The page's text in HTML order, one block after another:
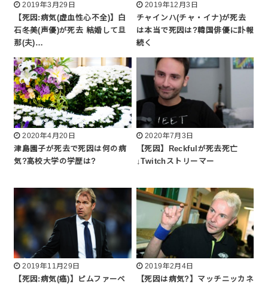
2019年3月29日
【死因:病気(虚血性心不全)】白
石冬美(声優)が死去 結婚して旦
那(夫)…
2019年12月3日
チャインハ(チャ・イナ)が死去
は本当で死因は?韓国俳優に訃報
続く
2020年4月20日
津島園子が死去で死因は何の病
気?高校大学の学歴は?
2020年7月3日
【死因】Reckfulが死去死亡
↓Twitchストリーマー
2019年11月29日
【死因:病気(癌)】ピムファーベ
2019年2月4日
【死因は病気?】マッチニッカネ